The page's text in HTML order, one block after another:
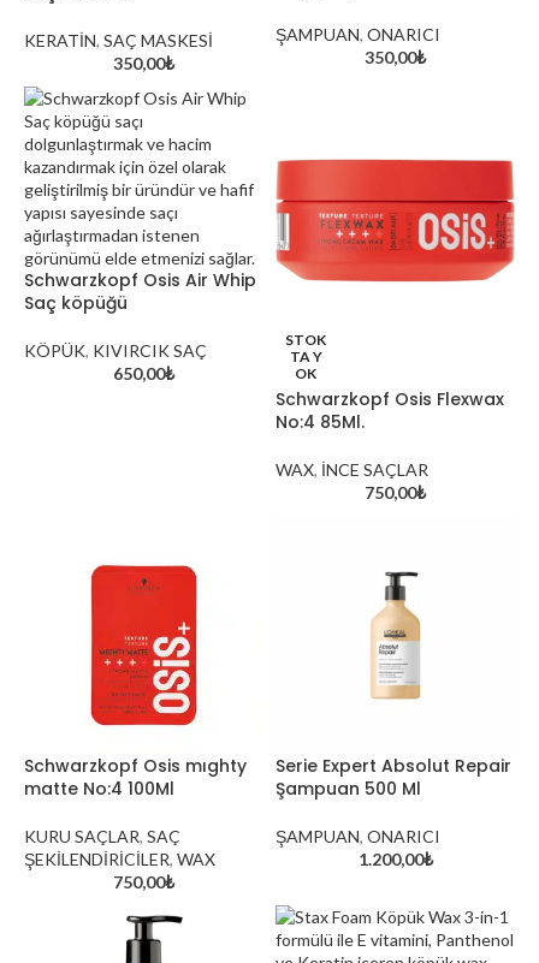
oi hakkında
the World of Cosmetics and
Kozmetik Satış Mağazası:
Güzellik Merkezi
Kırklareli’nin Doğal
Saç Renkleri
KERATİN, SAÇ MASKESİ
350,00₺
ŞAMPUAN, ONARICI
350,00₺
Schwarzkopf Osis Air Whip
Saç köpüğü
KÖPÜK, KIVIRCIK SAÇ
650,00₺
STOK
TA Y
OK
Schwarzkopf Osis Flexwax
No:4 85Ml.
WAX, İNCE SAÇLAR
750,00₺
Schwarzkopf Osis mıghty
matte No:4 100Ml
KURU SAÇLAR, SAÇ
ŞEKİLENDİRİCİLER, WAX
750,00₺
Serie Expert Absolut Repair
Şampuan 500 Ml
ŞAMPUAN, ONARICI
1.200,00₺